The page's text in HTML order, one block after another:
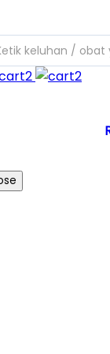
keluhan / obat